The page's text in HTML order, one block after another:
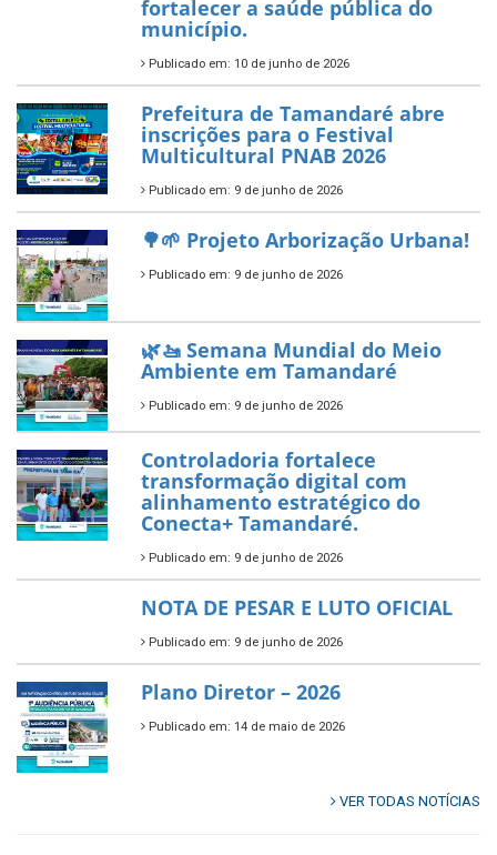
7 de novembro de 2025
ÚLTIMAS NOTÍCIAS
Tamandaré conquista Selo
Diamante do Sebrae pelo
segundo ano consecutivo e
reafirma excelência no apoio ao
empreendedorismo.
Publicado em: 10 de junho de 2026
novos investimentos para
fortalecer a saúde pública do
município.
Publicado em: 10 de junho de 2026
Prefeitura de Tamandaré abre
inscrições para o Festival
Multicultural PNAB 2026
Publicado em: 9 de junho de 2026
🌳🌱 Projeto Arborização Urbana!
Publicado em: 9 de junho de 2026
🌿🚤 Semana Mundial do Meio
Ambiente em Tamandaré